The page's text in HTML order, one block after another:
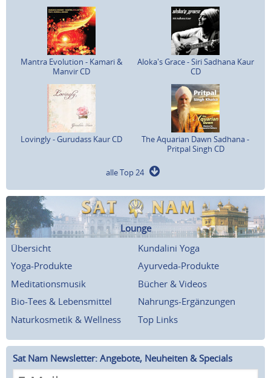
Mantra Evolution - Kamari &
Manvir CD
Aloka's Grace - Siri Sadhana Kaur
CD
Lovingly - Gurudass Kaur CD
The Aquarian Dawn Sadhana -
Pritpal Singh CD
alle Top 24
Lounge
Übersicht
Kundalini Yoga
Yoga-Produkte
Ayurveda-Produkte
Meditationsmusik
Bücher & Videos
Bio-Tees & Lebensmittel
Nahrungs-Ergänzungen
Naturkosmetik & Wellness
Top Links
Sat Nam Newsletter: Angebote, Neuheiten & Specials